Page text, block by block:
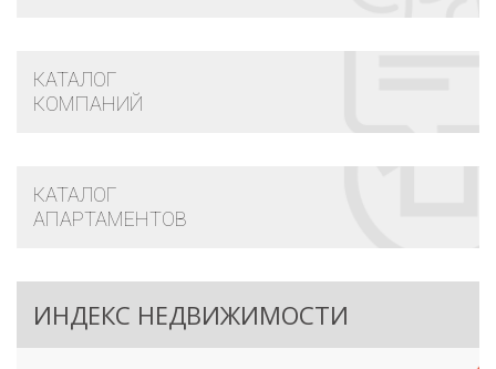
КАТАЛОГ
КОМПАНИЙ
КАТАЛОГ
АПАРТАМЕНТОВ
ИНДЕКС НЕДВИЖИМОСТИ